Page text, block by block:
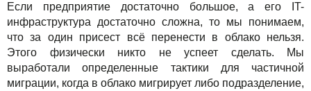
Если предприятие достаточно большое, а его IT-
инфраструктура достаточно сложна, то мы понимаем,
что за один присест всё перенести в облако нельзя.
Этого физически никто не успеет сделать. Мы
выработали определенные тактики для частичной
миграции, когда в облако мигрирует либо подразделение,